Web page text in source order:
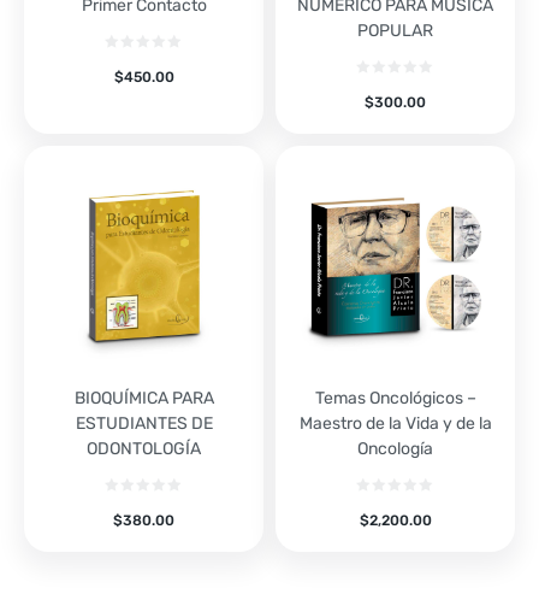
Primer Contacto
$450.00
NUMÉRICO PARA MÚSICA
POPULAR
$300.00
BIOQUÍMICA PARA
ESTUDIANTES DE
ODONTOLOGÍA
$380.00
Temas Oncológicos –
Maestro de la Vida y de la
Oncología
$2,200.00